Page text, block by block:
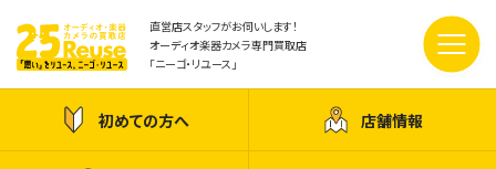
直営店スタッフがお伺いします！
オーディオ楽器カメラ専門買取店
「ニーゴ・リユース」
初めての方へ 店舗情報